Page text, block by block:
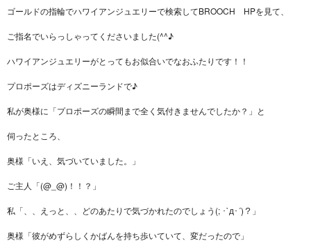
ゴールドの指輪でハワイアンジュエリーで検索してBROOCH HPを見て、
ご指名でいらっしゃってくださいました(^^♪
ハワイアンジュエリーがとってもお似合いでなおふたりです！！
プロポーズはディズニーランドで♪
私が奥様に「プロポーズの瞬間まで全く気付きませんでしたか？」と
伺ったところ、
奥様「いえ、気づいていました。」
ご主人「(@_@)！！？」
私「、、えっと、、どのあたりで気づかれたのでしょう(; ･`д･´)？」
奥様「彼がめずらしくかばんを持ち歩いていて、変だったので」